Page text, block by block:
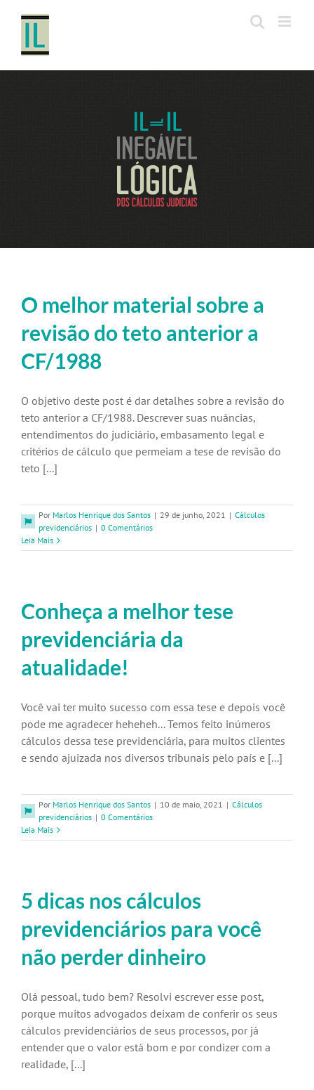
conteúdo
O melhor material sobre a
revisão do teto anterior a
CF/1988
O objetivo deste post é dar detalhes sobre a revisão do
teto anterior a CF/1988. Descrever suas nuâncias,
entendimentos do judiciário, embasamento legal e
critérios de cálculo que permeiam a tese de revisão do
teto [...]
Por Marlos Henrique dos Santos | 29 de junho, 2021 | Cálculos
previdenciários | 0 Comentários
Leia Mais
Conheça a melhor tese
previdenciária da
atualidade!
Você vai ter muito sucesso com essa tese e depois você
pode me agradecer heheheh... Temos feito inúmeros
cálculos dessa tese previdenciária, para muitos clientes
e sendo ajuizada nos diversos tribunais pelo país e [...]
Por Marlos Henrique dos Santos | 10 de maio, 2021 | Cálculos
previdenciários | 0 Comentários
Leia Mais
5 dicas nos cálculos
previdenciários para você
não perder dinheiro
Olá pessoal, tudo bem? Resolvi escrever esse post,
porque muitos advogados deixam de conferir os seus
cálculos previdenciários de seus processos, por já
entender que o valor está bom e por condizer com a
realidade, [...]